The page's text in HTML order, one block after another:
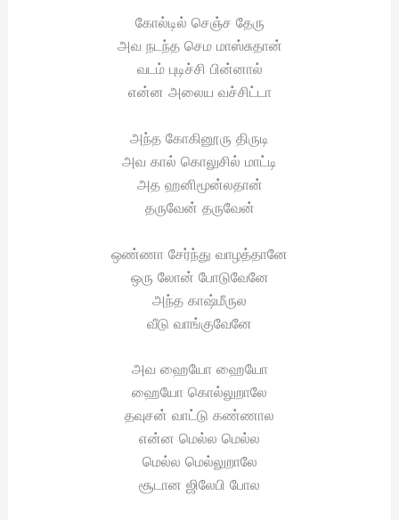
கோல்டில் செஞ்ச தேரு
அவ நடந்த செம மாஸ்சுதான்
வடம் புடிச்சி பின்னால்
என்ன அலைய வச்சிட்டா
அந்த கோகினூரு திருடி
அவ கால் கொலுசில் மாட்டி
அத ஹனிமூன்லதான்
தருவேன் தருவேன்
ஒண்ணா சேர்ந்து வாழத்தானே
ஒரு லோன் போடுவேனே
அந்த காஷ்மீருல
வீடு வாங்குவேனே
அவ ஹையோ ஹையோ
ஹையோ கொல்லுறாலே
தவுசன் வாட்டு கண்ணால
என்ன மெல்ல மெல்ல
மெல்ல மெல்லுறாலே
சூடான ஜிலேபி போல